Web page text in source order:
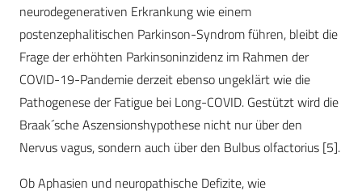
neurodegenerativen Erkrankung wie einem
postenzephalitischen Parkinson-Syndrom führen, bleibt die
Frage der erhöhten Parkinsoninzidenz im Rahmen der
COVID-19-Pandemie derzeit ebenso ungeklärt wie die
Pathogenese der Fatigue bei Long-COVID. Gestützt wird die
Braak´sche Aszensionshypothese nicht nur über den
Nervus vagus, sondern auch über den Bulbus olfactorius [5].
Ob Aphasien und neuropathische Defizite, wie